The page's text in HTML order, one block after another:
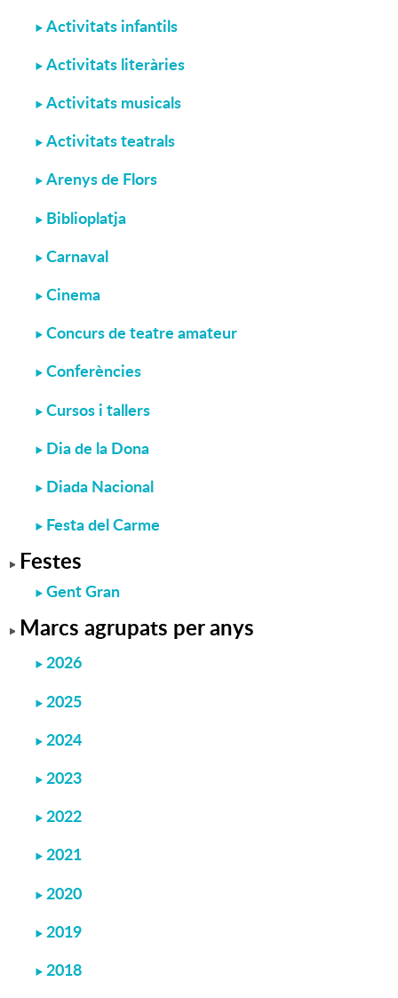
Activitats infantils
Activitats literàries
Activitats musicals
Activitats teatrals
Arenys de Flors
Biblioplatja
Carnaval
Cinema
Concurs de teatre amateur
Conferències
Cursos i tallers
Dia de la Dona
Diada Nacional
Festa del Carme
Festes
Gent Gran
Marcs agrupats per anys
2026
2025
2024
2023
2022
2021
2020
2019
2018